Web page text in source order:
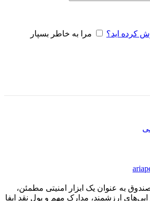
کرده اید؟ مرا به خاطر بسپار
به عنوان یک ابزار امنیتی مطمئن،
ارزشمند، مدارک مهم و پول نقد ایفا